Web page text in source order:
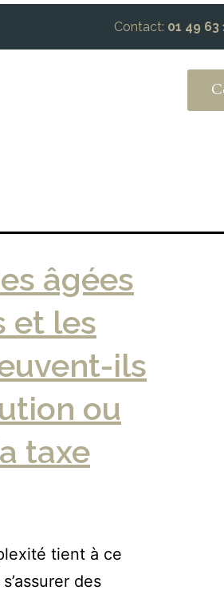
Contact: 01 49 63
âgées
et les
ils
ou
taxe
tient à ce
des